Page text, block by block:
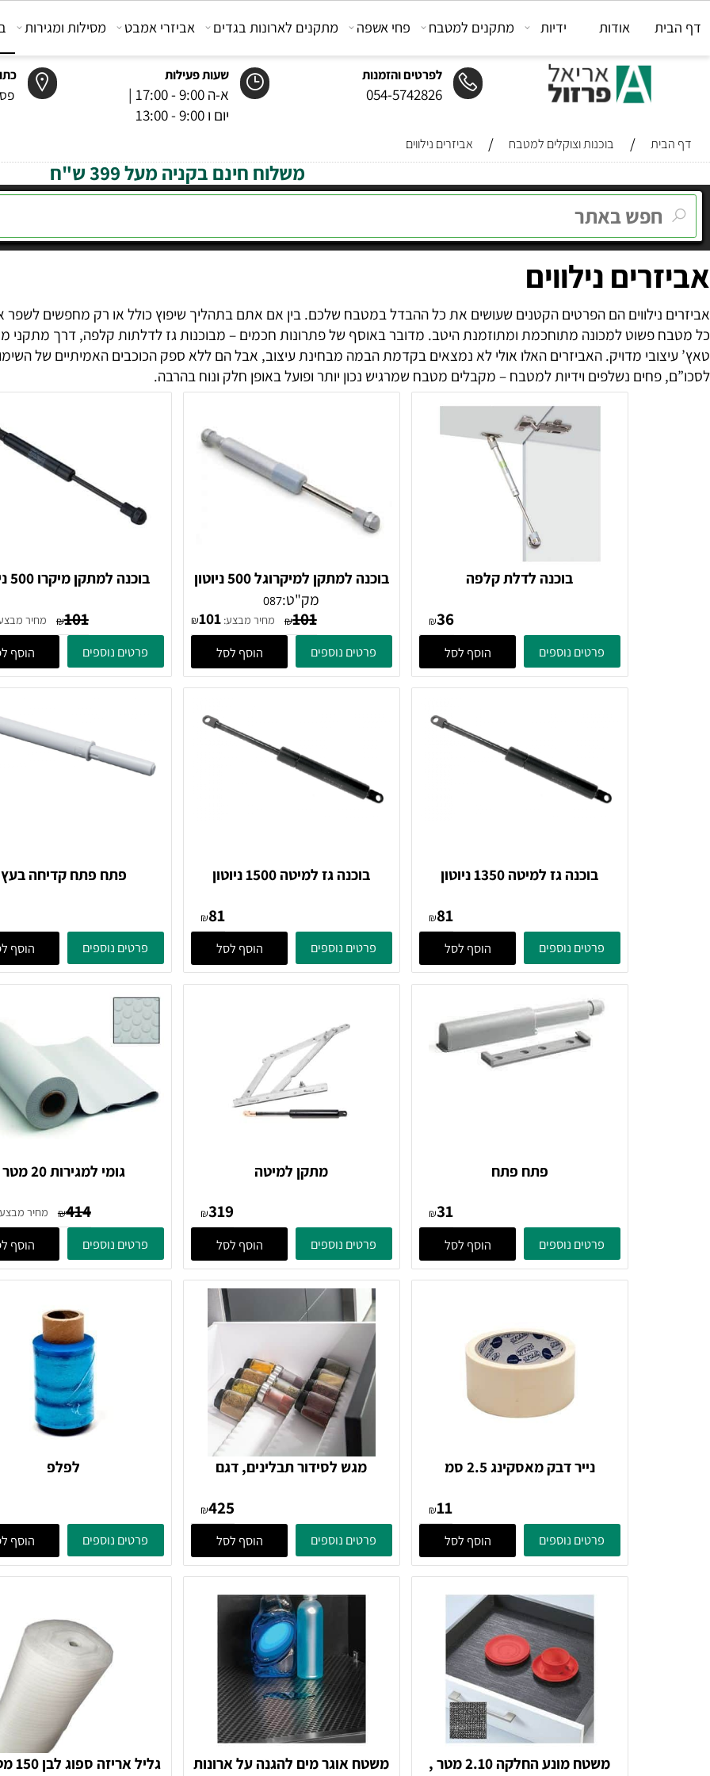
לפרטים והזמנות
054-5742826
שעות פעילות
א-ה 9:00 - 17:00 |
יום ו 9:00 - 13:00
פסטר 6
אודות ידיות מתקנים למטבח פחי אשפה מתקנים לארונות בגדים אביזרי אמבט מסילות ומגירות
/ בוכנות וצוקלים למטבח / אביזרים נילווים
משלוח חינם בקניה מעל 399 ש"ח
נילווים
נילווים הם הפרטים הקטנים שעושים את כל ההבדל במטבח שלכם. בין אם אתם בתהליך שיפוץ כולל או רק מחפשים לשפר את
פשוט למכונה מתוחכמת ומתוזמנת היטב. מדובר באוסף של פתרונות חכמים – מבוכנות גז לדלתות קלפה, דרך מתקני
מדויק. האביזרים האלו אולי לא נמצאים בקדמת הבמה מבחינת עיצוב, אבל הם ללא ספק הכוכבים האמיתיים של השימוש
נשלפים וידיות למטבח – מקבלים מטבח שמרגיש נכון יותר ופועל באופן חלק ונוח בהרבה.
₪36
פרטים נוספים הוסף לסל
בוכנה למתקן למיקרוגל 500 ניוטון
מק"ט:087
₪101
₪ 101
פרטים נוספים הוסף לסל
101
פרטים נוספים הוסף לסל
₪81
פרטים נוספים הוסף לסל
₪81
פרטים נוספים הוסף לסל פרטים נוספים הוסף לסל
₪31
₪319
פרטים נוספים
גומי למגירות 20 מטר
₪414 מחיר מבצע:
נייר דבק מאסקינג 2.5 סמ
₪11
הוסף לסל
מגש לסידור תבלינים, דגם
SALSA, דגם SJ550
₪425
הוסף לסל
לפלפ